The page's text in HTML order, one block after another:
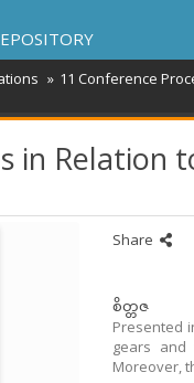
11 Conference
in Relation
Share
စိတ္တဇ
Presented
gears and
Moreover,